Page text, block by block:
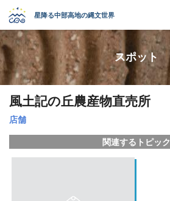
星降る中部高地の縄文世界
スポット
風土記の丘農産物直売所
店舗
関連するトピック